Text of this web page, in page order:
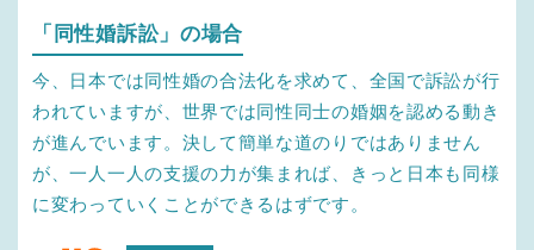
「同性婚訴訟」の場合
今、日本では同性婚の合法化を求めて、全国で訴訟が行
われていますが、世界では同性同士の婚姻を認める動き
が進んでいます。決して簡単な道のりではありません
が、一人一人の支援の力が集まれば、きっと日本も同様
に変わっていくことができるはずです。